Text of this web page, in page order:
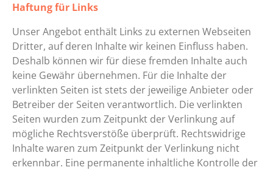
Haftung für Links
Unser Angebot enthält Links zu externen Webseiten
Dritter, auf deren Inhalte wir keinen Einfluss haben.
Deshalb können wir für diese fremden Inhalte auch
keine Gewähr übernehmen. Für die Inhalte der
verlinkten Seiten ist stets der jeweilige Anbieter oder
Betreiber der Seiten verantwortlich. Die verlinkten
Seiten wurden zum Zeitpunkt der Verlinkung auf
mögliche Rechtsverstöße überprüft. Rechtswidrige
Inhalte waren zum Zeitpunkt der Verlinkung nicht
erkennbar. Eine permanente inhaltliche Kontrolle der